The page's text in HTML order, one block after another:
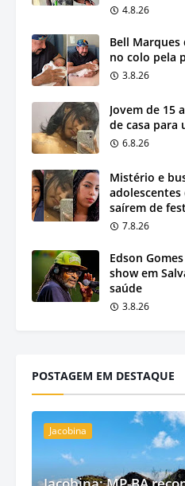
4.8.26
Bell Marques
no colo pela
3.8.26
Jovem de 15
de casa para
6.8.26
Mistério e
adolescentes
saírem de
7.8.26
Edson
show em
saúde
3.8.26
POSTAGEM EM DESTAQUE
Jacobina